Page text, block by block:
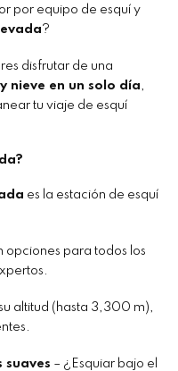
por equipo de esquí y
?
disfrutar de una
nieve en un solo día
tu viaje de esquí
es la estación de esquí
opciones para todos los
altitud (hasta 3,300 m),
suaves – ¿Esquiar bajo el